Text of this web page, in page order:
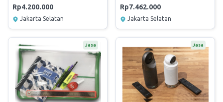
Rp4.200.000
Jakarta Selatan
Rp7.462.000
Jakarta Selatan
Jasa Jasa